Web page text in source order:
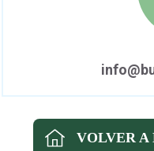
VOLVER A